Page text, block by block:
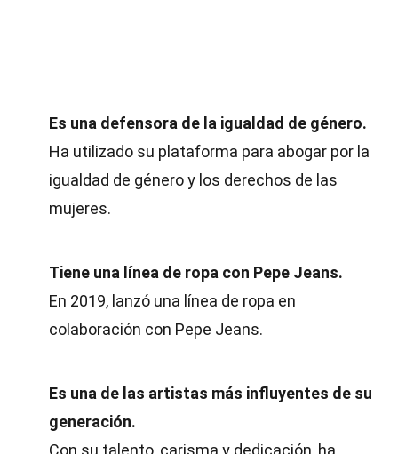
Es una defensora de la igualdad de género.
Ha utilizado su plataforma para abogar por la
igualdad de género y los derechos de las
mujeres.
Tiene una línea de ropa con Pepe Jeans.
En 2019, lanzó una línea de ropa en
colaboración con Pepe Jeans.
Es una de las artistas más influyentes de su
generación.
Con su talento, carisma y dedicación, ha